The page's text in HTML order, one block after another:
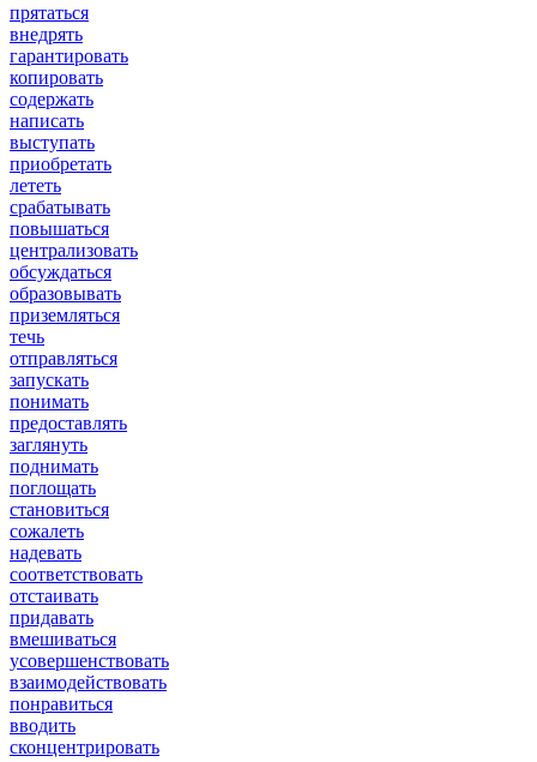
прятаться
внедрять
гарантировать
копировать
содержать
написать
выступать
приобретать
лететь
срабатывать
повышаться
централизовать
обсуждаться
образовывать
приземляться
течь
отправляться
запускать
понимать
предоставлять
заглянуть
поднимать
поглощать
становиться
сожалеть
надевать
соответствовать
отстаивать
придавать
вмешиваться
усовершенствовать
взаимодействовать
понравиться
вводить
сконцентрировать